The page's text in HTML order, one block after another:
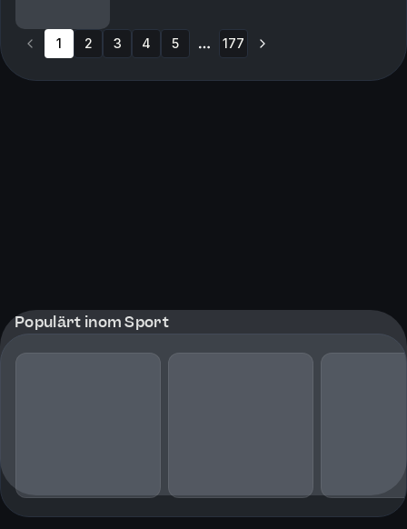
1 2 3 4 5 177
Populärt inom Sport